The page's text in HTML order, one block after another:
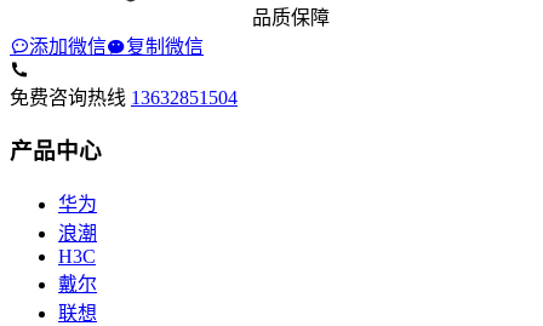
品质保障
添加微信
复制微信
免费咨询热线 13632851504
产品中心
华为
浪潮
H3C
戴尔
联想